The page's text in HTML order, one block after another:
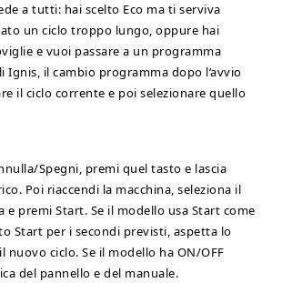
a tutti: hai scelto Eco ma ti serviva
un ciclo troppo lungo, oppure hai
e vuoi passare a un programma
Ignis, il cambio programma dopo l’avvio
il ciclo corrente e poi selezionare quello
Spegni, premi quel tasto e lascia
Poi riaccendi la macchina, seleziona il
e premi Start. Se il modello usa Start come
Start per i secondi previsti, aspetta lo
nuovo ciclo. Se il modello ha ON/OFF
del pannello e del manuale.